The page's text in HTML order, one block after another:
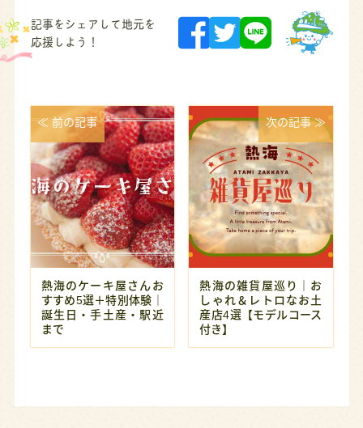
記事をシェアして地元を
応援しよう！
≪ 前の記事
熱海のケーキ屋さんお
すすめ5選＋特別体験｜
誕生日・手土産・駅近
まで
次の記事 ≫
熱海の雑貨屋巡り｜お
しゃれ＆レトロなお土
産店4選【モデルコース
付き】